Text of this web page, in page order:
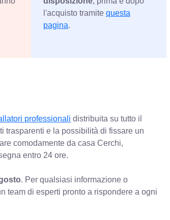
l'acquisto tramite questa
pagina.
professionali distribuita su tutto il
trasparenti e la possibilità di fissare un
comodamente da casa Cerchi,
entro 24 ore.
. Per qualsiasi informazione o
team di esperti pronto a rispondere a ogni